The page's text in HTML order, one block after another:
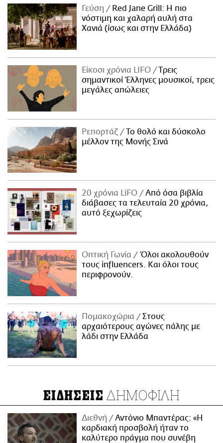
Γεύση
Red Jane Grill: Η πιο
νόστιμη και χαλαρή αυλή στα
Χανιά (ίσως και στην Ελλάδα)
Είκοσι χρόνια LIFO
Tρεις
σημαντικοί Έλληνες μουσικοί, τρεις
μεγάλες απώλειες
Ρεπορτάζ
Το θολό και δύσκολο
μέλλον της Μονής Σινά
20 χρόνια LiFO
Από όσα βιβλία
διάβασες τα τελευταία 20 χρόνια,
αυτό ξεχωρίζεις
Οπτική Γωνία
Όλοι ακολουθούν
τους influencers. Και όλοι τους
περιφρονούν.
Πομακοχώρια
Στους
αρχαιότερους αγώνες πάλης με
λάδι στην Ελλάδα
ΕΙΔΗΣΕΙΣ ΔΗΜΟΦΙΛΗ
Διεθνή
Αντόνιο Μπαντέρας: «Η
καρδιακή προσβολή ήταν το
καλύτερο πράγμα που συνέβη